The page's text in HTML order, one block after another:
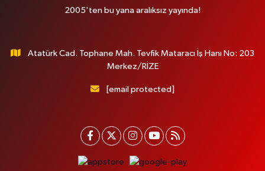
2005'ten bu yana aralıksız yayında!
Atatürk Cad. Tophane Mah. Tevfik Mataracı İş Hanı No: 203
Merkez/RİZE
[email protected]